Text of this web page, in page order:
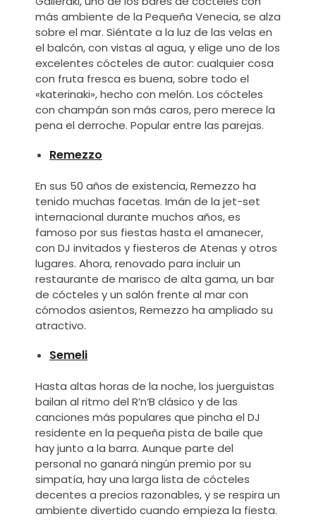
más ambiente de la Pequeña Venecia, se alza
sobre el mar. Siéntate a la luz de las velas en
el balcón, con vistas al agua, y elige uno de los
excelentes cócteles de autor: cualquier cosa
con fruta fresca es buena, sobre todo el
«katerinaki», hecho con melón. Los cócteles
con champán son más caros, pero merece la
pena el derroche. Popular entre las parejas.
Remezzo
En sus 50 años de existencia, Remezzo ha
tenido muchas facetas. Imán de la jet-set
internacional durante muchos años, es
famoso por sus fiestas hasta el amanecer,
con DJ invitados y fiesteros de Atenas y otros
lugares. Ahora, renovado para incluir un
restaurante de marisco de alta gama, un bar
de cócteles y un salón frente al mar con
cómodos asientos, Remezzo ha ampliado su
atractivo.
Semeli
Hasta altas horas de la noche, los juerguistas
bailan al ritmo del R’n’B clásico y de las
canciones más populares que pincha el DJ
residente en la pequeña pista de baile que
hay junto a la barra. Aunque parte del
personal no ganará ningún premio por su
simpatía, hay una larga lista de cócteles
decentes a precios razonables, y se respira un
ambiente divertido cuando empieza la fiesta.